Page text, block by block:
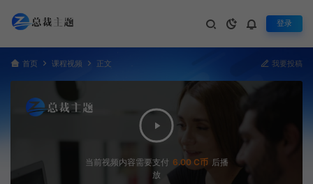
登录
首页 课程视频 正文 我要投稿
当前视频内容需要支付 6.00 C币 后播
放